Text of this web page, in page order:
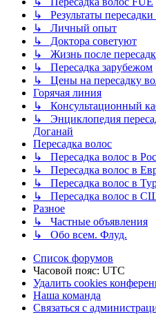
↳ Результаты пересадки
↳ Личный опыт
↳ Доктора советуют
↳ Жизнь после
↳ Пересадка зарубежом
↳ Цены на пересадку
Горячая линия
↳ Консультационный
↳ Энциклопедия
Доганай
Пересадка волос
↳ Пересадка волос в
↳ Пересадка волос в
↳ Пересадка волос в
↳ Пересадка волос в
Разное
↳ Частные объявления
↳ Обо всем. Флуд.
Список форумов
Часовой пояс: UTC
Удалить cookies
Наша команда
Связаться с